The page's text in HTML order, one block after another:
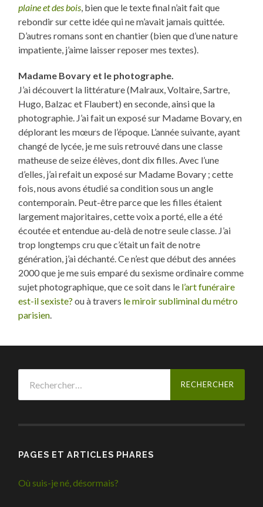
plaine et des bois , bien que le texte final n’ait fait que
rebondir sur cette idée qui ne m’avait jamais quittée.
D’autres romans sont en chantier (bien que d’une nature
impatiente, j’aime laisser reposer mes textes).
Madame Bovary et le photographe.
J’ai découvert la littérature (Malraux, Voltaire, Sartre,
Hugo, Balzac et Flaubert) en seconde, ainsi que la
photographie. J’ai fait un exposé sur Madame Bovary, en
déplorant les mœurs de l’époque. L’année suivante, ayant
changé de lycée, je me suis retrouvé dans une classe
matheuse de seize élèves, dont dix filles. Avec l’une
d’elles, j’ai refait un exposé sur Madame Bovary ; cette
fois, nous avons étudié sa condition sous un angle
contemporain. Peut-être parce que les filles étaient
largement majoritaires, cette voix a porté, elle a été
écoutée et entendue au-delà de notre seule classe. J’ai
trop longtemps cru que c’était un fait de notre
génération, j’ai déchanté. Ce n’est que début des années
2000 que je me suis emparé du sexisme ordinaire comme
sujet photographique, que ce soit dans le l’art funéraire
est-il sexiste? ou à travers le miroir subliminal du métro
parisien
PAGES ET ARTICLES PHARES
Où suis-je né, désormais?